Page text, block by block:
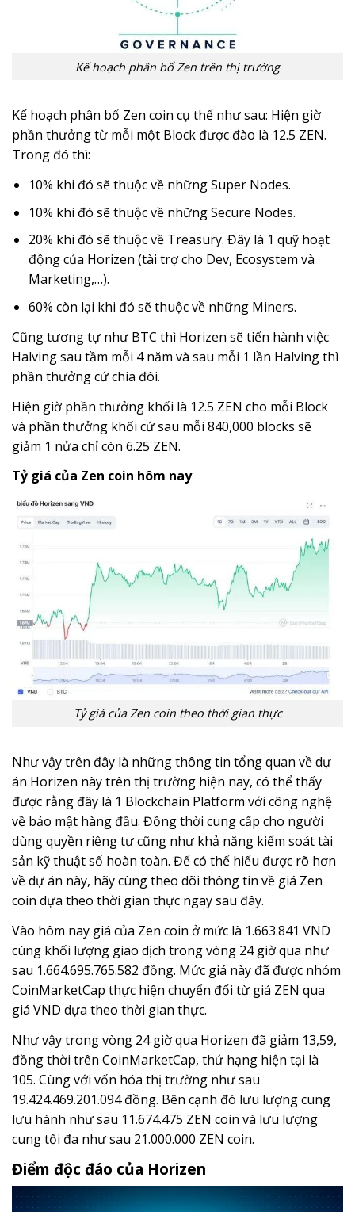
Kế hoạch phân bổ Zen trên thị trường
Kế hoạch phân bổ Zen coin cụ thể như sau: Hiện giờ
phần thưởng từ mỗi một Block được đào là 12.5 ZEN.
Trong đó thì:
10% khi đó sẽ thuộc về những Super Nodes.
10% khi đó sẽ thuộc về những Secure Nodes.
20% khi đó sẽ thuộc về Treasury. Đây là 1 quỹ hoạt
động của Horizen (tài trợ cho Dev, Ecosystem và
Marketing,…).
60% còn lại khi đó sẽ thuộc về những Miners.
Cũng tương tự như BTC thì Horizen sẽ tiến hành việc
Halving sau tầm mỗi 4 năm và sau mỗi 1 lần Halving thì
phần thưởng cứ chia đôi.
Hiện giờ phần thưởng khối là 12.5 ZEN cho mỗi Block
và phần thưởng khối cứ sau mỗi 840,000 blocks sẽ
giảm 1 nửa chỉ còn 6.25 ZEN.
Tỷ giá của Zen coin hôm nay
Tỷ giá của Zen coin theo thời gian thực
Như vậy trên đây là những thông tin tổng quan về dự
án Horizen này trên thị trường hiện nay, có thể thấy
được rằng đây là 1 Blockchain Platform với công nghệ
về bảo mật hàng đầu. Đồng thời cung cấp cho người
dùng quyền riêng tư cũng như khả năng kiểm soát tài
sản kỹ thuật số hoàn toàn. Để có thể hiểu được rõ hơn
về dự án này, hãy cùng theo dõi thông tin về giá Zen
coin dựa theo thời gian thực ngay sau đây.
Vào hôm nay giá của Zen coin ở mức là 1.663.841 VND
cùng khối lượng giao dịch trong vòng 24 giờ qua như
sau 1.664.695.765.582 đồng. Mức giá này đã được nhóm
CoinMarketCap thực hiện chuyển đổi từ giá ZEN qua
giá VND dựa theo thời gian thực.
Như vậy trong vòng 24 giờ qua Horizen đã giảm 13,59,
đồng thời trên CoinMarketCap, thứ hạng hiện tại là
105. Cùng với vốn hóa thị trường như sau
19.424.469.201.094 đồng. Bên cạnh đó lưu lượng cung
lưu hành như sau 11.674.475 ZEN coin và lưu lượng
cung tối đa như sau 21.000.000 ZEN coin.
Điểm độc đáo của Horizen